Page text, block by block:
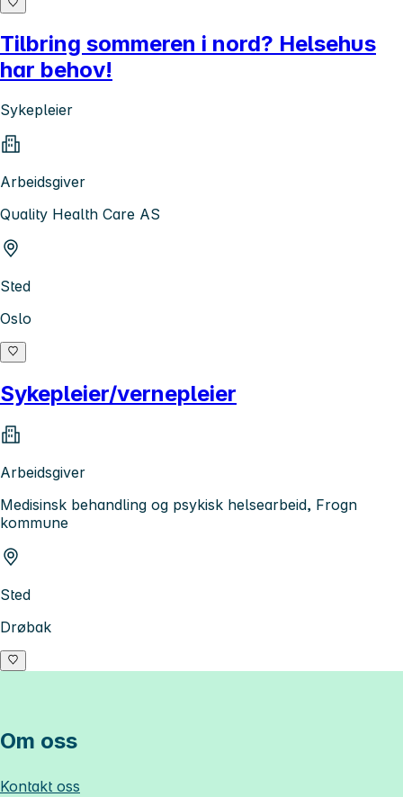
Tilbring sommeren i nord? Helsehus
har behov!
Sykepleier
Arbeidsgiver
Quality Health Care AS
Sted
Oslo
Sykepleier/vernepleier
Arbeidsgiver
Medisinsk behandling og psykisk helsearbeid, Frogn
kommune
Sted
Drøbak
Om oss
Kontakt oss